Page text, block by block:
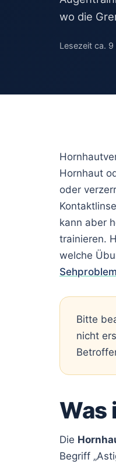
wo die
Lesezeit ca. 9
Hornhaut
oder
kann aber
trainieren.
welche
Bitte
nicht
Was
Die
Begriff